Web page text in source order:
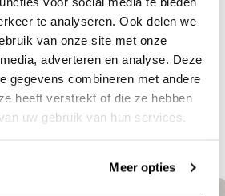
te analyseren. Ook delen we
van onze site met onze
adverteren en analyse. Deze
gegevens combineren met andere
heeft verstrekt of die ze hebben
uw gebruik van hun services.
Meer opties
similaires